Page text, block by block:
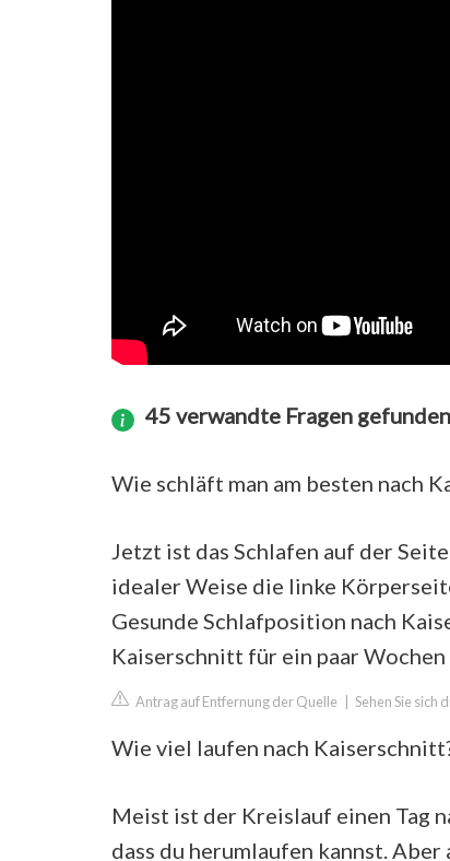
45 verwandte Fragen gefunden
Wie schläft man am besten nach
Jetzt ist das Schlafen auf der
idealer Weise die linke
Gesunde Schlafposition nach
Kaiserschnitt für ein paar Wochen
Antrag auf Entfernung der Quelle Sehen Sie sich
Wie viel laufen nach
Meist ist der Kreislauf einen Tag
dass du herumlaufen kannst.